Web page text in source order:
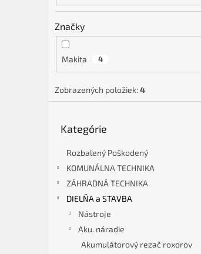
Značky
Makita 4
Zobrazených položiek:4
kategórie
Kategórie
Rozbalený Poškodený
KOMUNÁLNA TECHNIKA
ZÁHRADNÁ TECHNIKA
DIELŇA a STAVBA
Nástroje
Aku. náradie
Akumulátorový rezač roxorov